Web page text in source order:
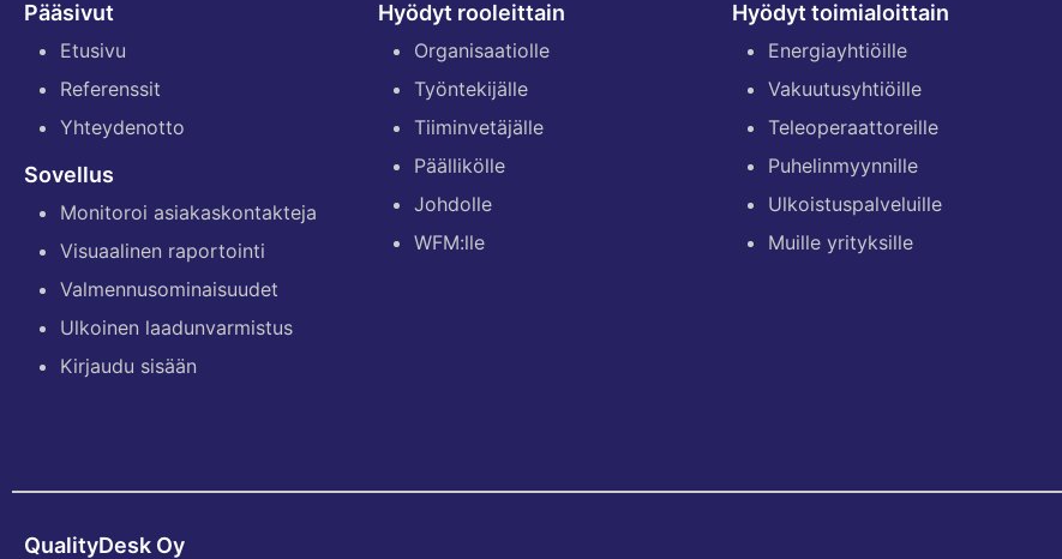
Pääsivut
Etusivu
Referenssit
Yhteydenotto
Sovellus
Monitoroi asiakaskontakteja
Visuaalinen raportointi
Valmennusominaisuudet
Ulkoinen laadunvarmistus
Kirjaudu sisään
Hyödyt rooleittain
Organisaatiolle
Työntekijälle
Tiiminvetäjälle
Päällikölle
Johdolle
WFM:lle
Hyödyt toimialoittain
Energiayhtiöille
Vakuutusyhtiöille
Teleoperaattoreille
Puhelinmyynnille
Ulkoistuspalveluille
Muille yrityksille
QualityDesk Oy